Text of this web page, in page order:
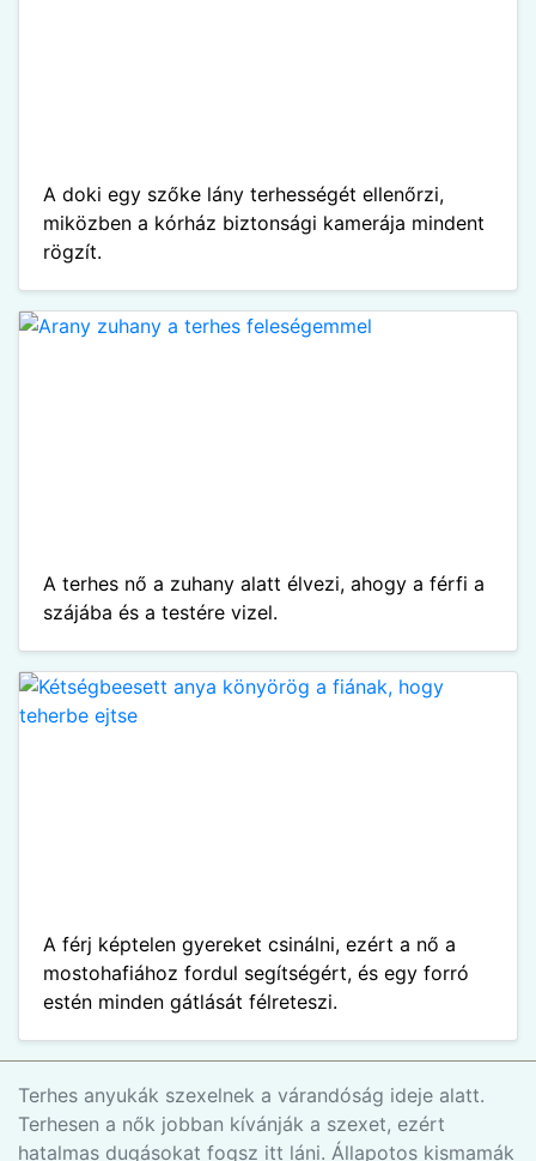
A doki egy szőke lány terhességét ellenőrzi,
miközben a kórház biztonsági kamerája mindent
rögzít.
A terhes nő a zuhany alatt élvezi, ahogy a férfi a
szájába és a testére vizel.
A férj képtelen gyereket csinálni, ezért a nő a
mostohafiához fordul segítségért, és egy forró
estén minden gátlását félreteszi.
Terhes anyukák szexelnek a várandóság ideje alatt.
Terhesen a nők jobban kívánják a szexet, ezért
hatalmas dugásokat fogsz itt láni. Állapotos kismamák